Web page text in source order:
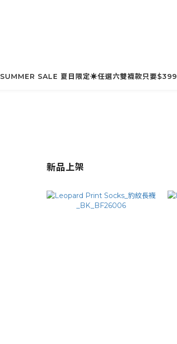
SUMMER SALE 夏日限定☀️任選六雙襪款只要$399
新品上架